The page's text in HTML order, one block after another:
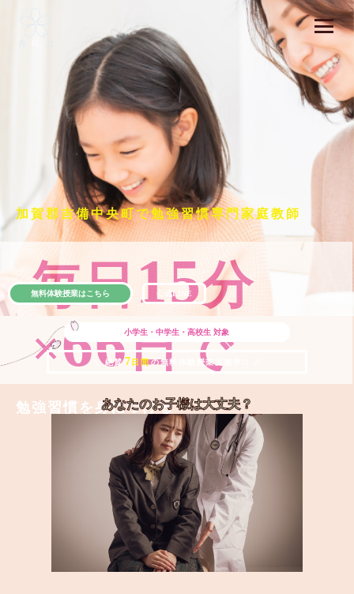
加賀郡吉備中央町で勉強習慣専門家庭教師
毎日15分
×66日で
勉強習慣を身につける
小学生・中学生・高校生 対象
＼ 絶賛 7 日間の無料体験授業実施中!! ／
無料体験授業はこちら 公式LINE
あなたのお子様は大丈夫？